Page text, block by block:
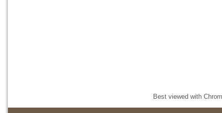
Best viewed with